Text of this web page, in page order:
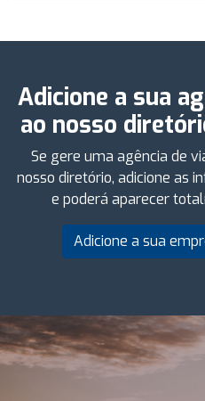
Adicione a sua
ao nosso
Se gere uma agência de
nosso diretório, adicione as
e poderá aparecer
Adicione a sua